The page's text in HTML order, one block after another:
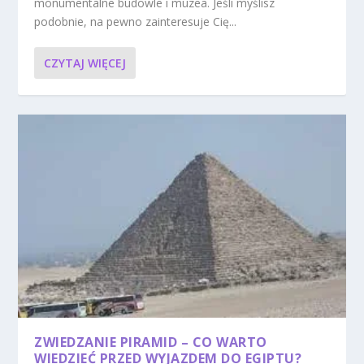
podobnie, na pewno zainteresuje Cię...
CZYTAJ WIĘCEJ
ZWIEDZANIE PIRAMID – CO WARTO
WIEDZIEĆ PRZED WYJAZDEM DO EGIPTU?